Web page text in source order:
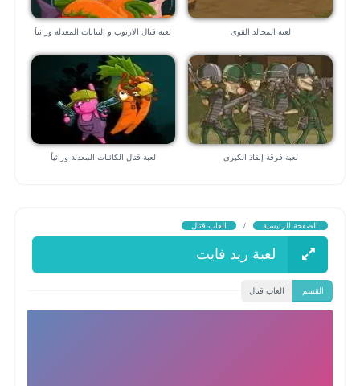
لعبة المجالد القوى لعبة قتال الارنوب و النباتات المعدلة وراثياً
لعبة فرقة إنقاذ الكبرى لعبة قتال الكائنات المعدلة وراثياً
الصفحة الرئيسية / العاب قتال
لعبة ريد فايت
القسم العاب قتال